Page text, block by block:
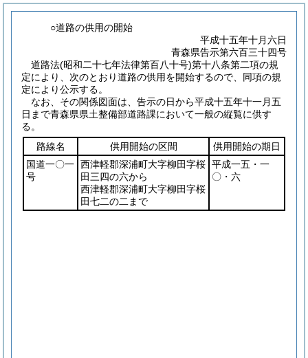
○道路の供用の開始
平成十五年十月六日
青森県告示第六百三十四号
道路法(昭和二十七年法律第百八十号)第十八条第二項の規
定により、次のとおり道路の供用を開始するので、同項の規
定により公示する。
なお、その関係図面は、告示の日から平成十五年十一月五
日まで青森県県土整備部道路課において一般の縦覧に供す
る。
路線名
供用開始の区間
供用開始の期日
国道一〇一
号
西津軽郡深浦町大字柳田字桜
田三四の六から
西津軽郡深浦町大字柳田字桜
田七二の二まで
平成一五・一
〇・六